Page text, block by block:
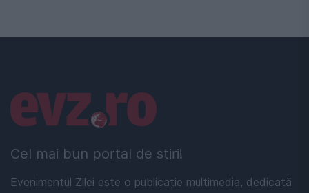
Cel mai bun portal de stiri!
Evenimentul Zilei este o publicație multimedia, dedicată
Linkuri utile